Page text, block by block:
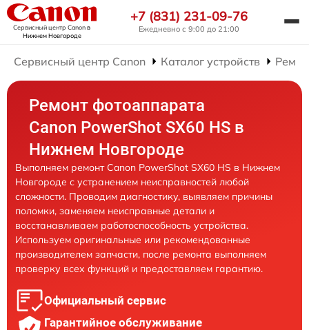
Сервисный центр Canonв
Нижнем Новгороде
+7 (831) 231-09-76
Ежедневно с 9:00 до 21:00
Сервисный центр Canon Каталог устройств
Ремонт фотоаппарата
Canon PowerShot SX60 HS в
Нижнем Новгороде
Выполняем ремонт Canon PowerShot SX60 HS в Нижнем
Новгороде с устранением неисправностей любой
сложности. Проводим диагностику, выявляем причины
поломки, заменяем неисправные детали и
восстанавливаем работоспособность устройства.
Используем оригинальные или рекомендованные
производителем запчасти, после ремонта выполняем
проверку всех функций и предоставляем гарантию.
Официальный сервис
Гарантийное обслуживание